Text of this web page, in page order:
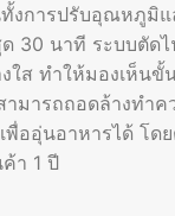
การปรับอุณหภูมิแ
ด 30 นาที ระบบตัด
ใส ทำให้มองเห็น
มารถถอดล้างทำค
ออุ่นอาหารได้ โด
า 1 ปี